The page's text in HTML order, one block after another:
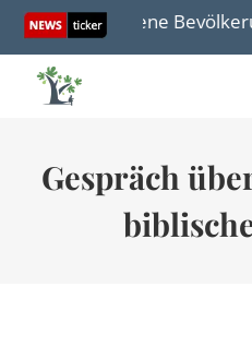
Skip
content
Bevölkerung als
Audio
Gespräch